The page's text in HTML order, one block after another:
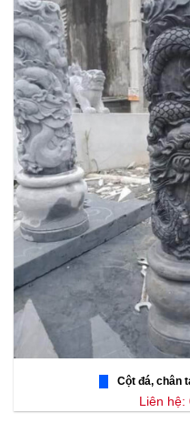
Cột đá, chân
Liên hệ: